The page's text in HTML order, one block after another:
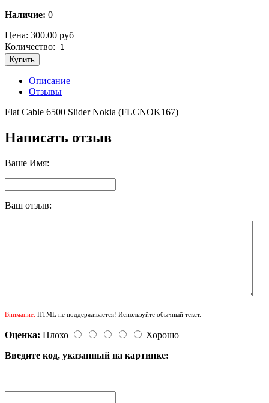
Наличие: 0
Цена: 300.00 руб
Количество:
Купить
Описание
Отзывы
Flat Cable 6500 Slider Nokia (FLCNOK167)
Написать отзыв
Ваше Имя:
Ваш отзыв:
Внимание: HTML не поддерживается! Используйте обычный текст.
Оценка: Плохо
Хорошо
Введите код, указанный на картинке: